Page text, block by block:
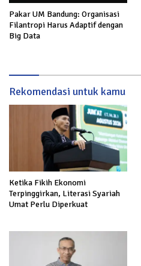
Pakar UM Bandung: Organisasi
Filantropi Harus Adaptif dengan
Big Data
Rekomendasi untuk kamu
Ketika Fikih Ekonomi
Terpinggirkan, Literasi Syariah
Umat Perlu Diperkuat